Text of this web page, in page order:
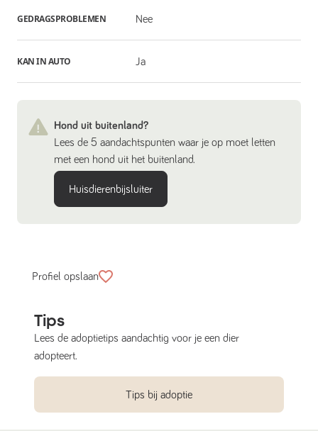
GEDRAGSPROBLEMEN Nee
KAN IN AUTO Ja
Hond uit buitenland?
Lees de 5 aandachtspunten waar je op moet letten
met een hond uit het buitenland.
Huisdierenbijsluiter
Profiel opslaan
Tips
Lees de adoptietips aandachtig voor je een dier
adopteert.
Tips bij adoptie